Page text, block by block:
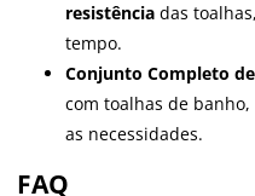
resistência das
tempo.
Conjunto Completo de
com toalhas de
as necessidades.
FAQ